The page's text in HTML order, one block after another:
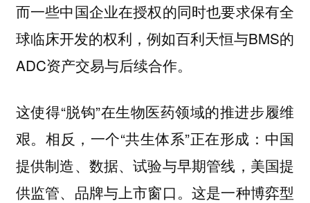
而一些中国企业在授权的同时也要求保有全
球临床开发的权利，例如百利天恒与BMS的
ADC资产交易与后续合作。
这使得“脱钩”在生物医药领域的推进步履维
艰。相反，一个“共生体系”正在形成：中国
提供制造、数据、试验与早期管线，美国提
供监管、品牌与上市窗口。这是一种博弈型